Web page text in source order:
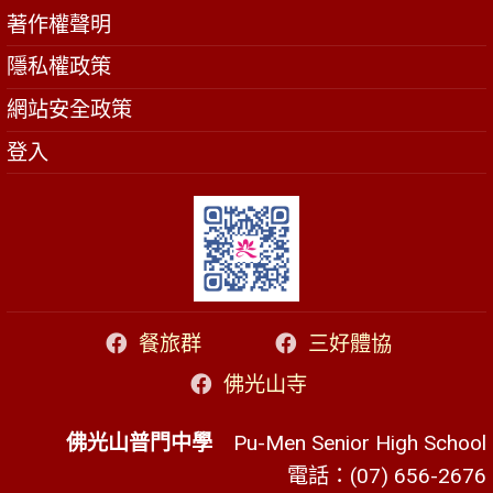
著作權聲明
隱私權政策
網站安全政策
登入
餐旅群
三好體協
佛光山寺
佛光山普門中學 Pu-Men Senior High School
電話：(07) 656-2676